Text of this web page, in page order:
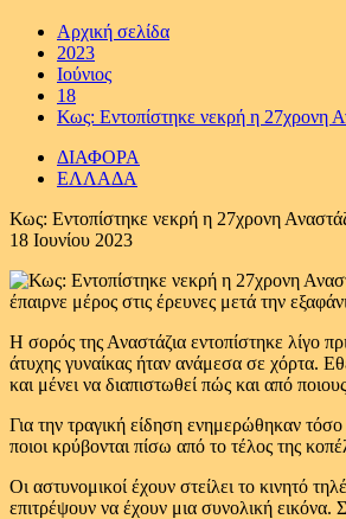
Αρχική σελίδα
2023
Ιούνιος
18
Κως: Εντοπίστηκε νεκρή η 27χρονη
ΔΙΑΦΟΡΑ
ΕΛΛΑΔΑ
Κως: Εντοπίστηκε νεκρή η 27χρονη
18 Ιουνίου 2023
έπαιρνε μέρος στις έρευνες μετά την
Η σορός της Αναστάζια εντοπίστηκε λίγο
άτυχης γυναίκας ήταν ανάμεσα σε χόρτα.
και μένει να διαπιστωθεί πώς και από
Για την τραγική είδηση ενημερώθηκαν
ποιοι κρύβονται πίσω από το τέλος της
Οι αστυνομικοί έχουν στείλει το κινητό
επιτρέψουν να έχουν μια συνολική